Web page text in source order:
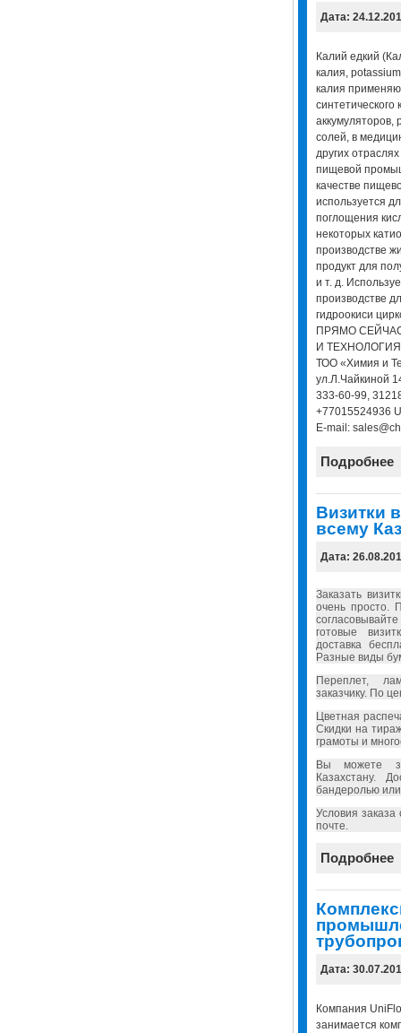
Дата:
Калий едкий
калия,
калия
синтетического
аккумуляторов,
солей, в
других
пищевой
качестве
используется
поглощения
некоторых
производстве
продукт для
и т. д.
производстве
гидроокиси
ПРЯМО
И
ТОО «Химия и
ул.Л.Чайкиной
333-60-99,
+77015524936
E-mail:
Подробнее
Визитки
всему
Дата:
Заказать
очень просто.
готовые
доставка
Разные виды
Переплет,
заказчику. По
Цветная
Скидки на
грамоты и
Вы можете
Казахстану.
бандеролью
Условия заказа
почте.
Подробнее
Дата:
Компания
занимается